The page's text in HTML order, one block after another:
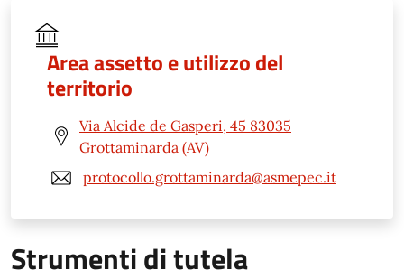
Area assetto e utilizzo del
territorio
Via Alcide de Gasperi, 45 83035
Grottaminarda (AV)
protocollo.grottaminarda@asmepec.it
Strumenti di tutela